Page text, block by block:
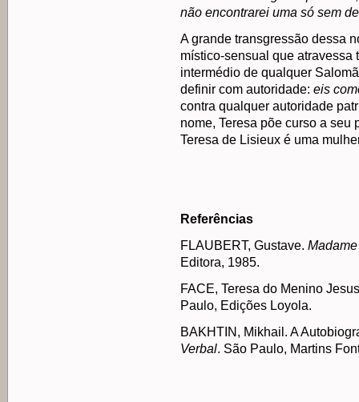
não encontrarei uma só sem
A grande transgressão dessa
místico-sensual que atravessa
intermédio de qualquer
definir com autoridade: eis
contra qualquer autoridade
nome, Teresa põe curso a seu
Teresa de Lisieux é uma
Referências
FLAUBERT, Gustave.
Editora, 1985.
FACE, Teresa do Menino
Paulo, Edições Loyola.
BAKHTIN, Mikhail. A
Verbal. São Paulo, Martins